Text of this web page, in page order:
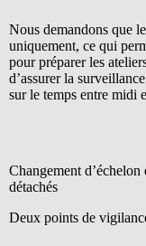
Nous demandons que
uniquement, ce qui
pour préparer les
d’assurer la
sur le temps entre midi
Changement
détachés
Deux points de